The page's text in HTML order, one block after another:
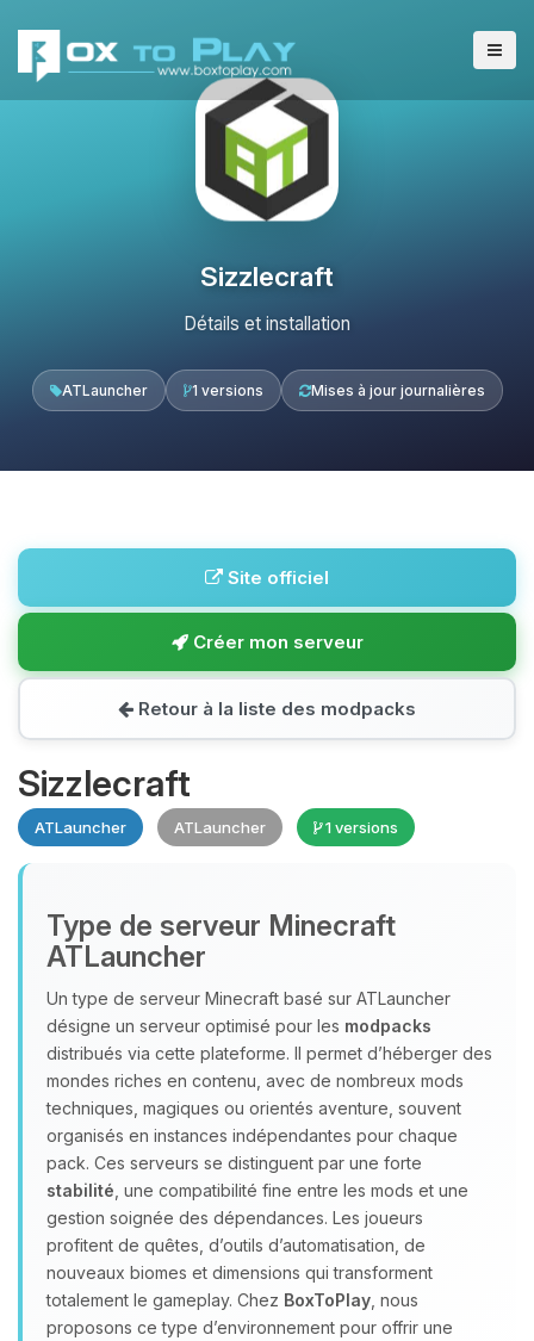
Sizzlecraft
Détails et installation
ATLauncher 1 versions Mises à jour journalières
Site officiel
Créer mon serveur
Retour à la liste des modpacks
Sizzlecraft
ATLauncher ATLauncher 1 versions
Type de serveur Minecraft
ATLauncher
Un type de serveur Minecraft basé sur ATLauncher
désigne un serveur optimisé pour les modpacks
distribués via cette plateforme. Il permet d’héberger des
mondes riches en contenu, avec de nombreux mods
techniques, magiques ou orientés aventure, souvent
organisés en instances indépendantes pour chaque
pack. Ces serveurs se distinguent par une forte
stabilité , une compatibilité fine entre les mods et une
gestion soignée des dépendances. Les joueurs
profitent de quêtes, d’outils d’automatisation, de
nouveaux biomes et dimensions qui transforment
totalement le gameplay. Chez BoxToPlay , nous
proposons ce type d’environnement pour offrir une
Youpi, enfin quelqu’un pour me
parler ! Moi c’est Choupy, ton petit
assistant BoxToPlay. Dis-moi ce dont
tu as besoin et je vais remuer mes
petits circuits pour t’aider.
07/08/2026 à 09:42